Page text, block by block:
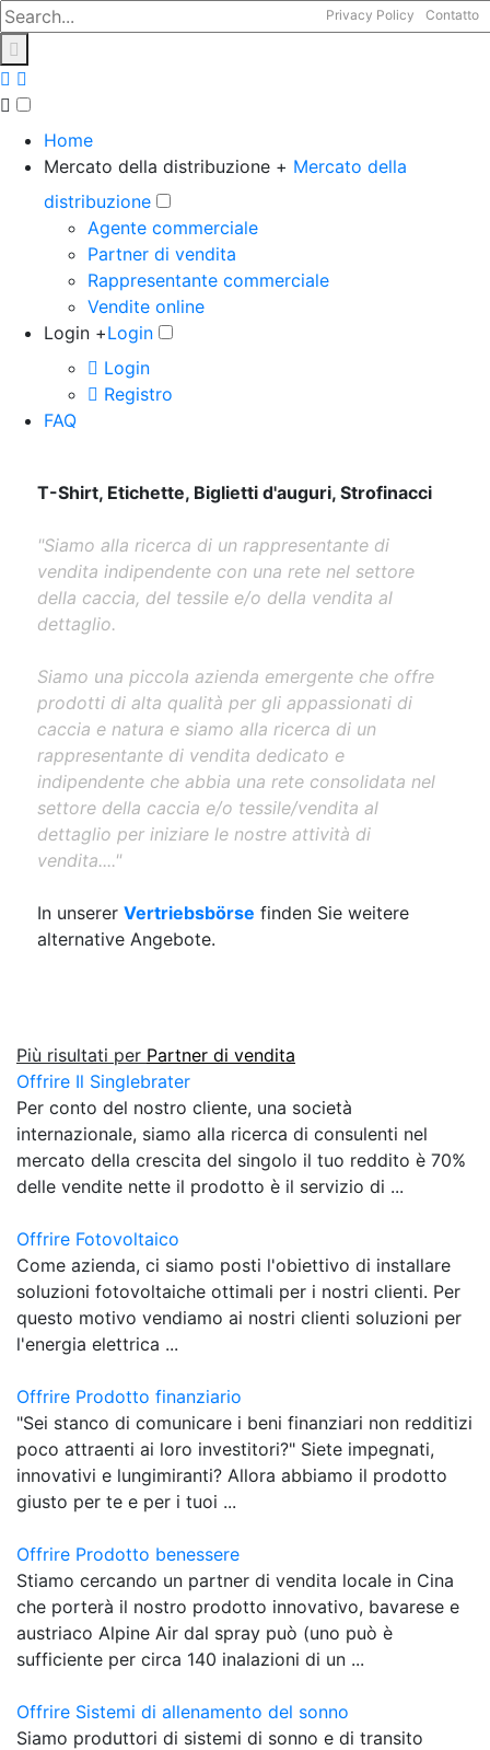
Privacy Policy Contatto
Home
Mercato della distribuzione + Mercato della
distribuzione
Agente commerciale
Partner di vendita
Rappresentante commerciale
Vendite online
Login +Login
Login
Registro
FAQ
T-Shirt, Etichette, Biglietti d'auguri, Strofinacci
"Siamo alla ricerca di un rappresentante di
vendita indipendente con una rete nel settore
della caccia, del tessile e/o della vendita al
dettaglio.
Siamo una piccola azienda emergente che offre
prodotti di alta qualità per gli appassionati di
caccia e natura e siamo alla ricerca di un
rappresentante di vendita dedicato e
indipendente che abbia una rete consolidata nel
settore della caccia e/o tessile/vendita al
dettaglio per iniziare le nostre attività di
vendita...."
In unserer Vertriebsbörse finden Sie weitere
alternative Angebote.
Più risultati per Partner di vendita
Offrire Il Singlebrater
Per conto del nostro cliente, una società
internazionale, siamo alla ricerca di consulenti nel
mercato della crescita del singolo il tuo reddito è 70%
delle vendite nette il prodotto è il servizio di ...
Offrire Fotovoltaico
Come azienda, ci siamo posti l'obiettivo di installare
soluzioni fotovoltaiche ottimali per i nostri clienti. Per
questo motivo vendiamo ai nostri clienti soluzioni per
l'energia elettrica ...
Offrire Prodotto finanziario
"Sei stanco di comunicare i beni finanziari non redditizi
poco attraenti ai loro investitori?" Siete impegnati,
innovativi e lungimiranti? Allora abbiamo il prodotto
giusto per te e per i tuoi ...
Offrire Prodotto benessere
Stiamo cercando un partner di vendita locale in Cina
che porterà il nostro prodotto innovativo, bavarese e
austriaco Alpine Air dal spray può (uno può è
sufficiente per circa 140 inalazioni di un ...
Offrire Sistemi di allenamento del sonno
Siamo produttori di sistemi di sonno e di transito